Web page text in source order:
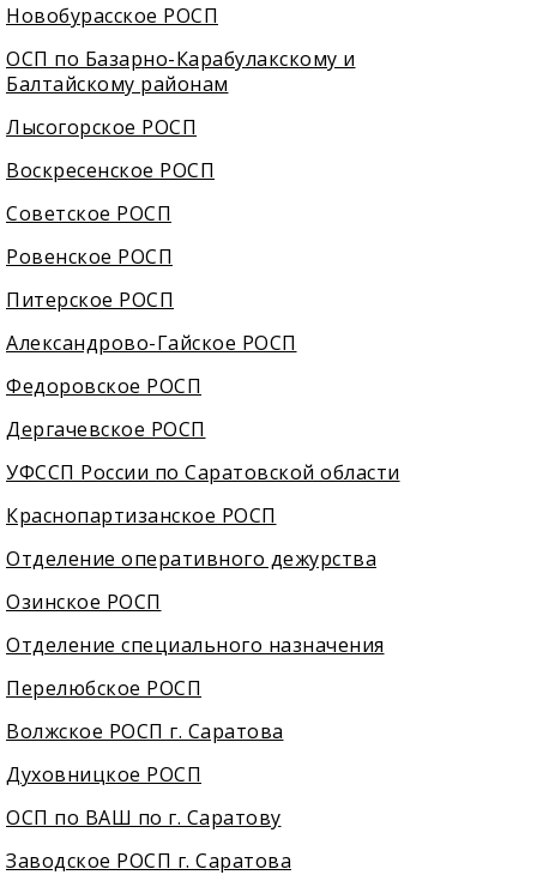
Новобурасское РОСП
ОСП по Базарно-Карабулакскому и
Балтайскому районам
Лысогорское РОСП
Воскресенское РОСП
Советское РОСП
Ровенское РОСП
Питерское РОСП
Александрово-Гайское РОСП
Федоровское РОСП
Дергачевское РОСП
УФССП России по Саратовской области
Краснопартизанское РОСП
Отделение оперативного дежурства
Озинское РОСП
Отделение специального назначения
Перелюбское РОСП
Волжское РОСП г. Саратова
Духовницкое РОСП
ОСП по ВАШ по г. Саратову
Заводское РОСП г. Саратова